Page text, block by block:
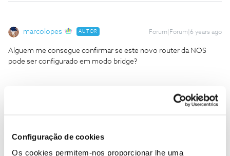
Configuração de cookies
Os cookies permitem-nos proporcionar lhe uma
marcolopes AUTOR Forum|Forum|6 years ago
Alguem me consegue confirmar se este novo router da NOS
pode ser configurado em modo bridge?
https://forum.nos.pt/utilizar-a-internet-fixa-e-movel-
1 pessoa gostou